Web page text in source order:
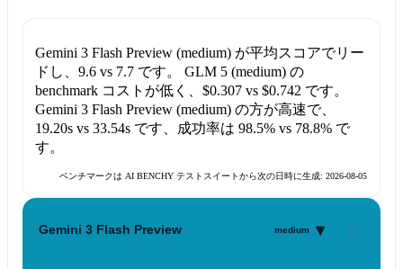
Gemini 3 Flash Preview (medium)が平均スコアでリー
ドし、 9.6vs 7.7です。 GLM 5 (medium)の
benchmark コストが低く、 $0.307vs $0.742 です。
Gemini 3 Flash Preview (medium)の方が高速で、
19.20svs 33.54sです、成功率は 98.5%vs 78.8%で
す。
ベンチマークは AI BENCHY テストスイートから次の日時に生成: 2026-08-05
Gemini 3 Flash Preview medium ▾